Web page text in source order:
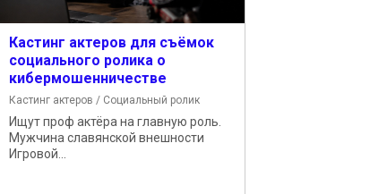
Кастинг актеров для съёмок
социального ролика о
кибермошенничестве
Кастинг актеров / Социальный ролик
Ищут проф актёра на главную роль.
Мужчина славянской внешности
Игровой...